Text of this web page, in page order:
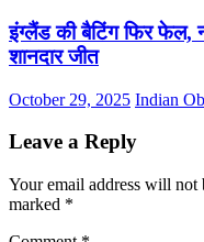
इंग्लैंड की बैटिंग फिर फेल,
शानदार जीत
October 29, 2025 Indian
Leave a Reply
Your email address will not
marked *